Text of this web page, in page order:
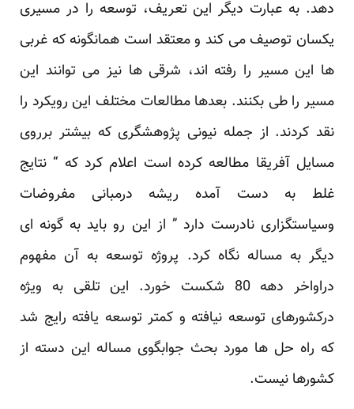
دهد. به عبارت دیگر این تعریف، توسعه را در مسیری
یکسان توصیف می کند و معتقد است ‏همانگونه که غربی
ها این مسیر را رفته اند، شرقی ها نیز می توانند این
مسیر را طی بکنند. بعدها مطالعات ‏مختلف این رویکرد را
نقد کردند. از جمله نیونی پژوهشگری که بیشتر برروی
مسایل آفریقا مطالعه کرده ‏است اعلام کرد که‌ “ نتایج
غلط به دست آمده ریشه درمبانی مفروضات
وسیاستگزاری نادرست دارد ” از این ‏رو باید به گونه ای
دیگر به مساله نگاه کرد. پروژه توسعه به آن مفهوم
دراواخر دهه 80 شکست خورد. این ‏تلقی به ویژه
درکشورهای توسعه نیافته و کمتر توسعه یافته رایج شد
که راه حل ها مورد بحث جوابگوی ‏مساله این دسته از
کشورها نیست.‏